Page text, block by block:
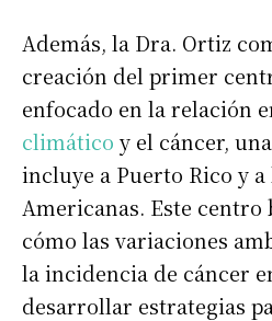
Además, la Dra. Ortiz
creación del primer
enfocado en la relación
climático y el cáncer,
incluye a Puerto Rico y
Americanas. Este centro
cómo las variaciones
la incidencia de cáncer
desarrollar estrategias